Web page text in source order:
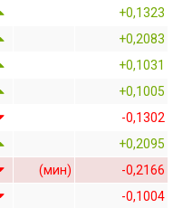
+0,1323
+0,2083
+0,1031
+0,1005
-0,1302
+0,2095
(мин)
-0,2166
-0,1004